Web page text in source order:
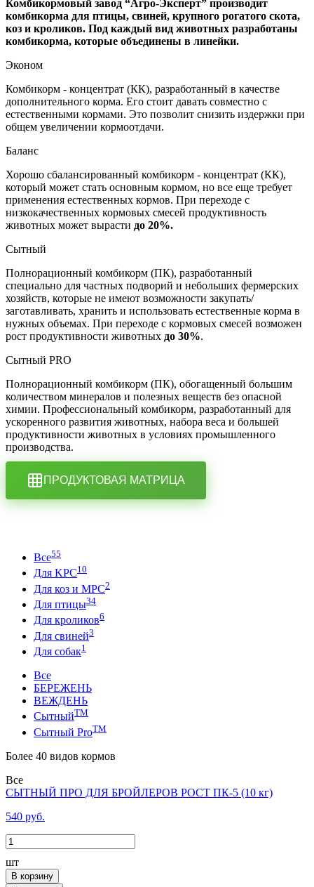
Комбикормовый завод “Агро-Эксперт” производит
комбикорма для птицы, свиней, крупного рогатого скота,
коз и кроликов. Под каждый вид животных разработаны
комбикорма, которые объединены в линейки.
Эконом
Комбикорм - концентрат (КК), разработанный в качестве
дополнительного корма. Его стоит давать совместно с
естественными кормами. Это позволит снизить издержки при
общем увеличении кормоотдачи.
Баланс
Хорошо сбалансированный комбикорм - концентрат (КК),
который может стать основным кормом, но все еще требует
применения естественных кормов. При переходе с
низкокачественных кормовых смесей продуктивность
животных может вырасти до 20%.
Сытный
Полнорационный комбикорм (ПК), разработанный
специально для частных подворий и небольших фермерских
хозяйств, которые не имеют возможности закупать/
заготавливать, хранить и использовать естественные корма в
нужных объемах. При переходе с кормовых смесей возможен
рост продуктивности животных до 30%.
Сытный PRO
Полнорационный комбикорм (ПК), обогащенный большим
количеством минералов и полезных веществ без опасной
химии. Профессиональный комбикорм, разработанный для
ускоренного развития животных, набора веса и большей
продуктивности животных в условиях промышленного
производства.
ПРОДУКТОВАЯ МАТРИЦА
Все55
Для KPC10
Для коз и MPC2
Для птицы34
Для кроликов6
Для свиней3
Для собак1
Все
БЕРЕЖЕНЬ
ВЕЖДЕНЬ
СытныйТМ
Сытный ProТМ
Более 40 видов кормов
Все
СЫТНЫЙ ПРО ДЛЯ БРОЙЛЕРОВ РОСТ ПК-5 (10 кг)
540 руб.
шт
В корзину